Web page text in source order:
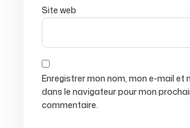
Site web
Enregistrer mon nom, mon e-mail et
dans le navigateur pour mon
commentaire.